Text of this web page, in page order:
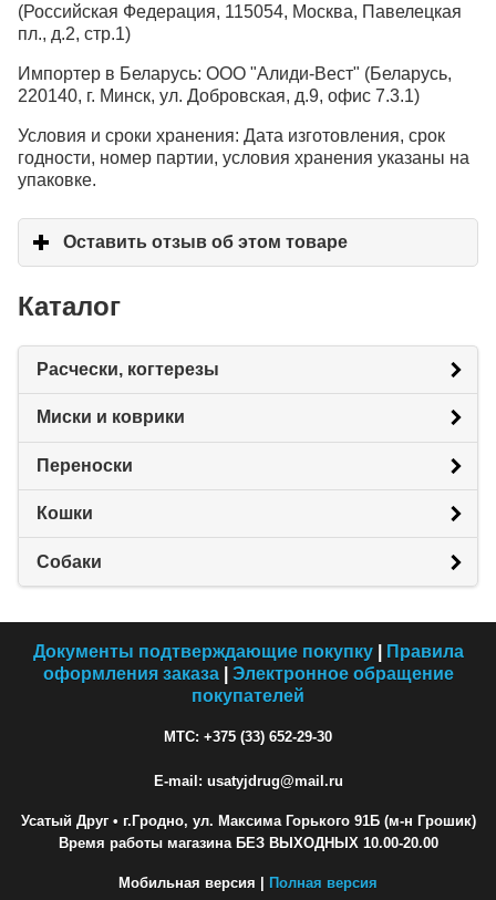
(Российская Федерация, 115054, Москва, Павелецкая
пл., д.2, стр.1)
Импортер в Беларусь: ООО "Алиди-Вест" (Беларусь,
220140, г. Минск, ул. Добровская, д.9, офис 7.3.1)
Условия и сроки хранения: Дата изготовления, срок
годности, номер партии, условия хранения указаны на
упаковке.
Оставить отзыв об этом товаре
Каталог
Расчески, когтерезы
Миски и коврики
Переноски
Кошки
Собаки
Документы подтверждающие покупку|
Правила
оформления заказа| Электронное обращение
покупателей
МТС: +375 (33) 652-29-30
E-mail: usatyjdrug@mail.ru
Усатый Друг• г.Гродно, ул. Максима Горького 91Б (м-н Грошик)
Время работы магазина БЕЗ ВЫХОДНЫХ 10.00-20.00
Мобильная версия | Полная версия